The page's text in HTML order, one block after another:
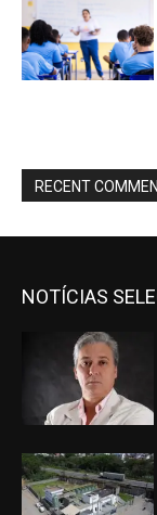
RECENT
NOTÍCIAS